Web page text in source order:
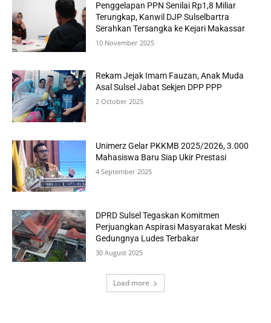
Penggelapan PPN Senilai Rp1,8 Miliar
Terungkap, Kanwil DJP Sulselbartra
Serahkan Tersangka ke Kejari Makassar
10 November 2025
Rekam Jejak Imam Fauzan, Anak Muda
Asal Sulsel Jabat Sekjen DPP PPP
2 October 2025
Unimerz Gelar PKKMB 2025/2026, 3.000
Mahasiswa Baru Siap Ukir Prestasi
4 September 2025
DPRD Sulsel Tegaskan Komitmen
Perjuangkan Aspirasi Masyarakat Meski
Gedungnya Ludes Terbakar
30 August 2025
Load more